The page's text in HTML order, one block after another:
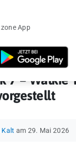
Xlink 7 – Walkie
7 – Walkie
Kalt am 29. Mai 2026
App